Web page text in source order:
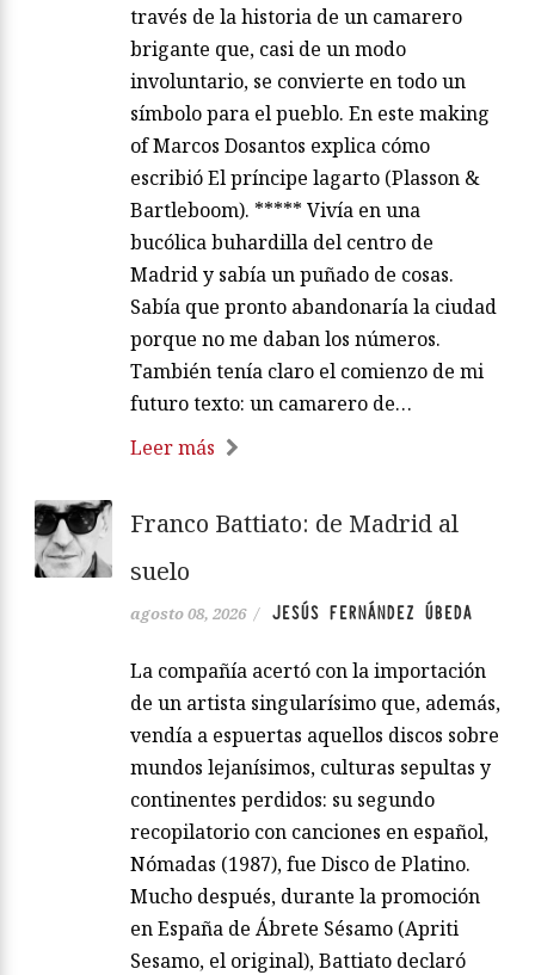
través de la historia de un camarero
brigante que, casi de un modo
involuntario, se convierte en todo un
símbolo para el pueblo. En este making
of Marcos Dosantos explica cómo
escribió El príncipe lagarto (Plasson &
Bartleboom). ***** Vivía en una
bucólica buhardilla del centro de
Madrid y sabía un puñado de cosas.
Sabía que pronto abandonaría la ciudad
porque no me daban los números.
También tenía claro el comienzo de mi
futuro texto: un camarero de…
Leer más
Franco Battiato: de Madrid al
suelo
agosto 08, 2026 / JESÚS FERNÁNDEZ ÚBEDA
La compañía acertó con la importación
de un artista singularísimo que, además,
vendía a espuertas aquellos discos sobre
mundos lejanísimos, culturas sepultas y
continentes perdidos: su segundo
recopilatorio con canciones en español,
Nómadas (1987), fue Disco de Platino.
Mucho después, durante la promoción
en España de Ábrete Sésamo (Apriti
Sesamo, el original), Battiato declaró